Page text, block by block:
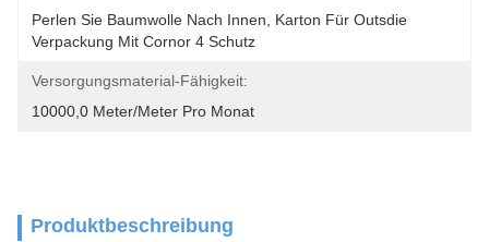
Perlen Sie Baumwolle Nach Innen, Karton Für Outsdie
Verpackung Mit Cornor 4 Schutz
Versorgungsmaterial-Fähigkeit:
10000,0 Meter/Meter Pro Monat
Produktbeschreibung